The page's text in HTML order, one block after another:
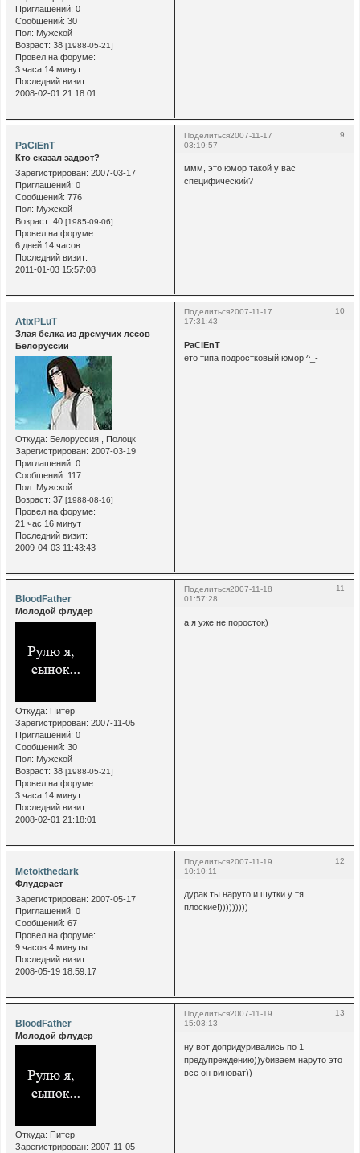
Приглашений: 0
Сообщений: 30
Пол: Мужской
Возраст: 38 [1988-05-21]
Провел на форуме:
3 часа 14 минут
Последний визит:
2008-02-01 21:18:01
Поделиться 9
2007-11-17
03:19:57
PaCiEnT
Кто сказал задрот?
Зарегистрирован: 2007-03-17
Приглашений: 0
Сообщений: 776
Пол: Мужской
Возраст: 40 [1985-09-06]
Провел на форуме:
6 дней 14 часов
Последний визит:
2011-01-03 15:57:08
ммм, это юмор такой у вас
специфический?
Поделиться 10
2007-11-17
17:31:43
AtixPLuT
Злая белка из дремучих лесов
Белоруссии
Откуда: Белоруссия , Полоцк
Зарегистрирован: 2007-03-19
Приглашений: 0
Сообщений: 117
Пол: Мужской
Возраст: 37 [1988-08-16]
Провел на форуме:
21 час 16 минут
Последний визит:
2009-04-03 11:43:43
PaCiEnT
ето типа подростковый юмор ^_-
Поделиться 11
2007-11-18
01:57:28
BloodFather
Молодой флудер
Откуда: Питер
Зарегистрирован: 2007-11-05
Приглашений: 0
Сообщений: 30
Пол: Мужской
Возраст: 38 [1988-05-21]
Провел на форуме:
3 часа 14 минут
Последний визит:
2008-02-01 21:18:01
а я уже не поросток)
Поделиться 12
2007-11-19
10:10:11
Metokthedark
Флудераст
Зарегистрирован: 2007-05-17
Приглашений: 0
Сообщений: 67
Провел на форуме:
9 часов 4 минуты
Последний визит:
2008-05-19 18:59:17
дурак ты наруто и шутки у тя
плоские!)))))))))
Поделиться 13
2007-11-19
15:03:13
BloodFather
Молодой флудер
Откуда: Питер
Зарегистрирован: 2007-11-05
ну вот допридуривались по 1
предупреждению))убиваем наруто это
все он виноват))